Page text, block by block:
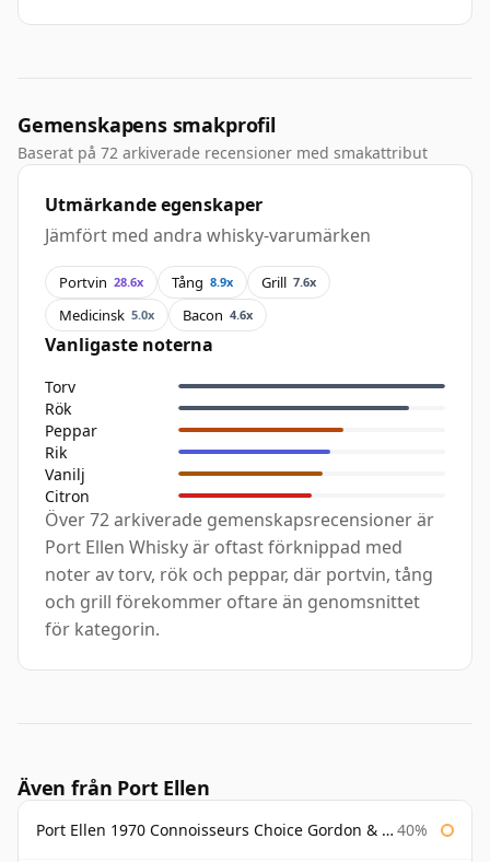
Gemenskapens smakprofil
Baserat på 72 arkiverade recensioner med smakattribut
Utmärkande egenskaper
Jämfört med andra whisky-varumärken
Portvin 28.6x Tång 8.9x Grill 7.6x
Medicinsk 5.0x Bacon 4.6x
Vanligaste noterna
Torv
Rök
Peppar
Rik
Vanilj
Citron
Över 72 arkiverade gemenskapsrecensioner är
Port Ellen Whisky är oftast förknippad med
noter av torv, rök och peppar, där portvin, tång
och grill förekommer oftare än genomsnittet
för kategorin.
Även från Port Ellen
Port Ellen 1970 Connoisseurs Choice Gordon & Macphail 40%